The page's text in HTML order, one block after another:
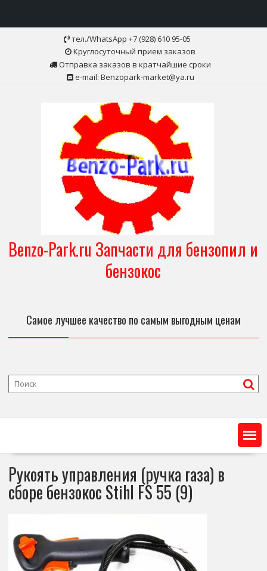
тел./WhatsApp +7 (928) 610 95-05
Круглосуточный прием заказов
Отправка заказов в кратчайшие сроки
e-mail: Benzopark-market@ya.ru
Benzo-Park.ru Запчасти для бензопил и
бензокос
Самое лучшее качество по самым выгодным ценам
Рукоять управления (ручка газа) в
сборе бензокос Stihl FS 55 (9)